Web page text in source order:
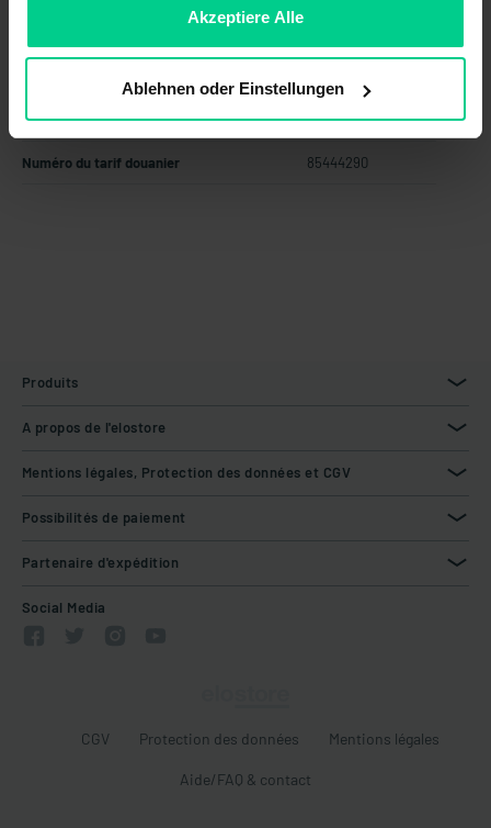
Akzeptiere Alle
Ablehnen oder Einstellungen
Poids de l'article 0.981 kg
Numéro du tarif douanier 85444290
Produits
A propos de l'elostore
Mentions légales, Protection des données et CGV
Possibilités de paiement
Partenaire d'expédition
Social Media
CGV Protection des données Mentions légales
Aide/FAQ & contact